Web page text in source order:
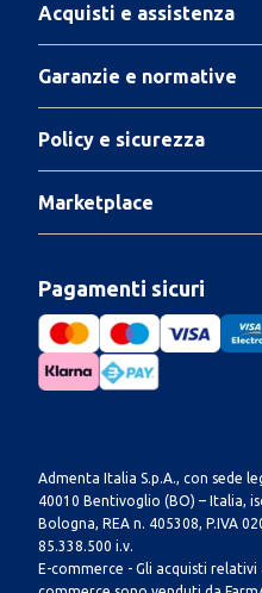
Acquisti e assistenza
Garanzie e normative
Policy e sicurezza
Marketplace
Pagamenti sicuri
Admenta Italia S.p.A., con sede
40010 Bentivoglio (BO) – Italia,
Bologna, REA n. 405308, P.IVA
85.338.500 i.v.
E-commerce - Gli acquisti